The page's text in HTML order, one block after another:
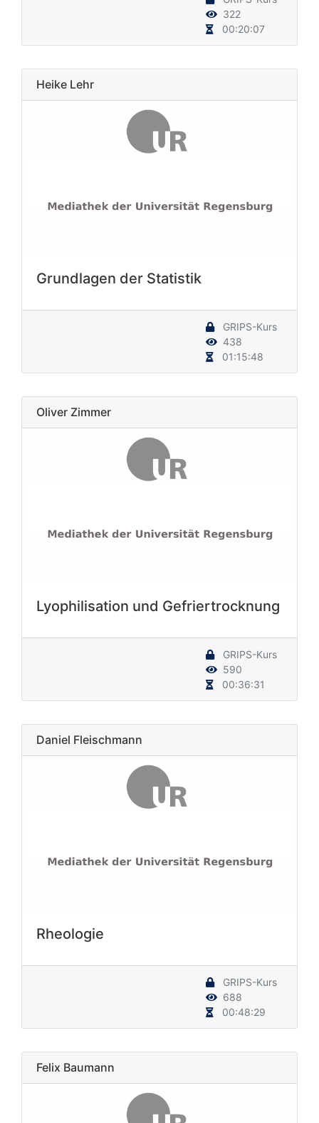
322
00:20:07
Heike Lehr
Grundlagen der Statistik
GRIPS-Kurs
438
01:15:48
Oliver Zimmer
Lyophilisation und Gefriertrocknung
GRIPS-Kurs
590
00:36:31
Daniel Fleischmann
Rheologie
GRIPS-Kurs
688
00:48:29
Felix Baumann